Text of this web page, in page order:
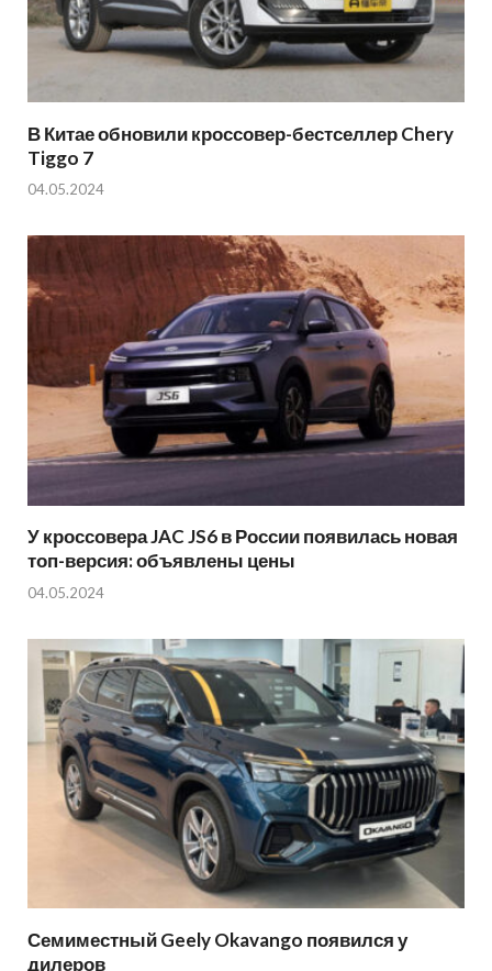
В Китае обновили кроссовер-бестселлер Chery
Tiggo 7
04.05.2024
У кроссовера JAC JS6 в России появилась новая
топ-версия: объявлены цены
04.05.2024
Семиместный Geely Okavango появился у
дилеров